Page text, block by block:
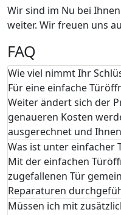
Wir sind im Nu bei
weiter. Wir freuen uns
FAQ
Wie viel nimmt Ihr
Für eine einfache
Weiter ändert sich der
genaueren Kosten
ausgerechnet und
Was ist unter einfacher
Mit der einfachen
zugefallenen Tür
Reparaturen
Müssen ich mit